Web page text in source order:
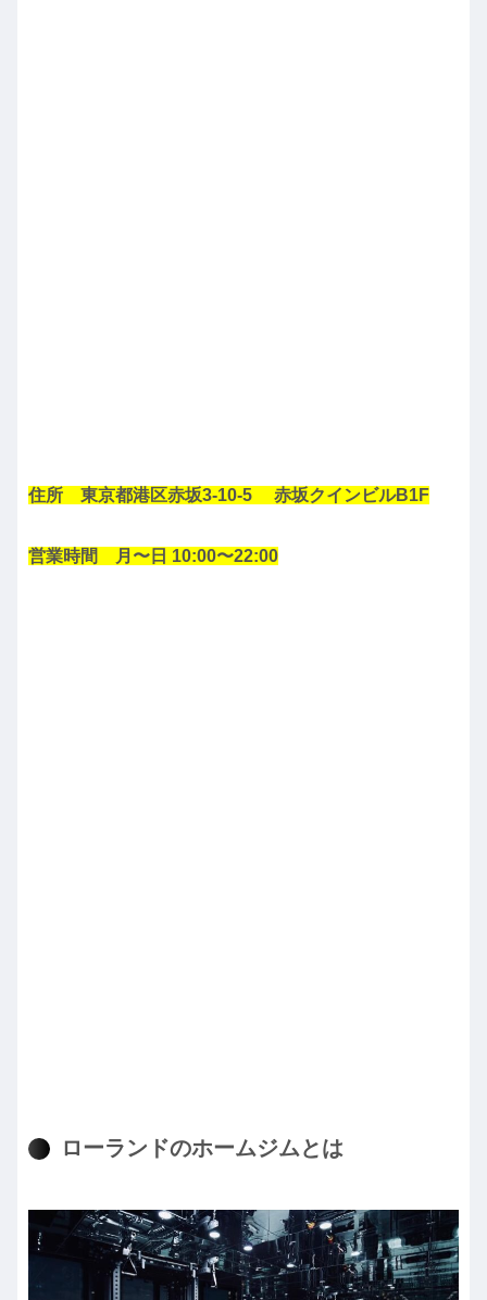
住所 東京都港区赤坂3-10-5 赤坂クインビルB1F
営業時間 月〜日 10:00〜22:00
ローランドのホームジムとは